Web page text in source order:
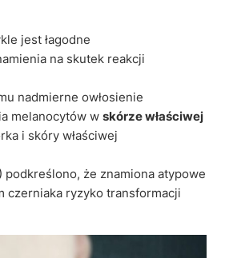
jest łagodne
na skutek reakcji
nadmierne owłosienie
melanocytów w skórze właściwej
i skóry właściwej
podkreślono, że znamiona atypowe
czerniaka ryzyko transformacji